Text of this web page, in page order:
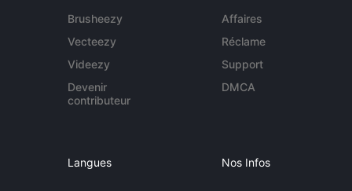
Brusheezy
Vecteezy
Videezy
Devenir
contributeur
Affaires
Réclame
Support
DMCA
Langues Nos Infos